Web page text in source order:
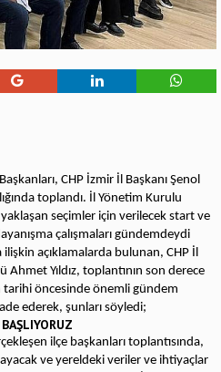
CHP İzmir İl Başkanı Şenol
toplandı. İl Yönetim Kurulu
seçimler için verilecek start ve
çalışmaları gündemdeydi
ilişkin açıklamalarda bulunan, CHP İl
Ahmet Yıldız, toplantının son derece
tarihi öncesinde önemli gündem
ederek, şunları söyledi;
ilçe başkanları toplantısında,
ve yereldeki veriler ve ihtiyaçlar